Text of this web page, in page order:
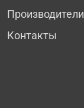
Производители
Контакты